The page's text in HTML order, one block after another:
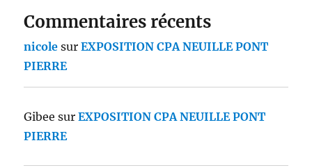
Commentaires récents
nicole surEXPOSITION CPA NEUILLE PONT
PIERRE
Gibee surEXPOSITION CPA NEUILLE PONT
PIERRE